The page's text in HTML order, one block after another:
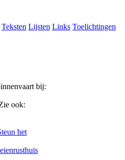
Teksten Lijsten Links Toelichtingen
bij:
ook:
het